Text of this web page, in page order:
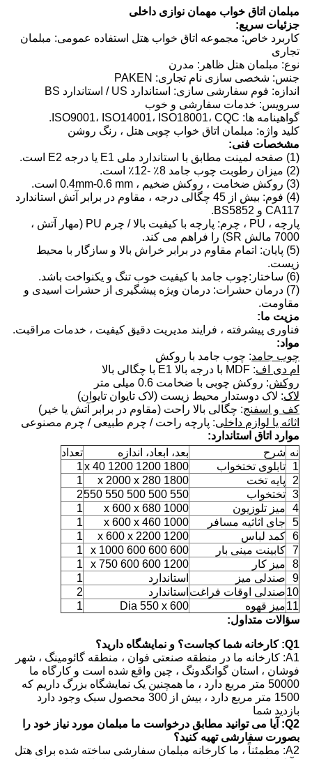
مبلمان اتاق خواب مهمان نوازی داخلی
جزئیات سریع:
کاربرد خاص: مجموعه اتاق خواب هتل استفاده عمومی: مبلمان
تجاری
نوع: مبلمان هتل ظاهر: مدرن
جنس: شخصی سازی نام تجاری: PAKEN
اندازه: فوم سفارشی سازی: استاندارد US / استاندارد BS
سرویس: خدمات سفارشی و خوب
گواهینامه ها: ISO9001، ISO14001، ISO18001، CQC.
کلید واژه: مبلمان اتاق خواب چوبی هتل ، رنگ روشن
مشخصات فنی:
(1) صفحه لمینت مطابق با استاندارد ملی E1 یا درجه E2 است.
(2) میزان رطوبت چوب جامد 8٪ -12٪ است.
(3) روکش ضخامت ، روکش ضخیم ، 0.4mm-0.6 mm است.
(4) فوم: بیش از 4
5 چگالی درجه ، مقاوم در برابر آتش استاندارد
CA117 و BS5852.
پارچه ، PU ، چرم: پارچه با کیفیت بالا / چرم PU (مهار آتش ،
7000 مالش SR) را فراهم می کند.
(5) پایان: اتمام مقاوم در برابر خراش بالا و سازگار با محیط
زیست.
(6) ساختار:
چوب جامد با کیفیت خوب تنگ و یکنواخت باشد.
(7) درمان حشرات: درمان ویژه پیشگیری از حشرات اسیدی و
مقاومت.
مزیت ما:
فناوری پیشرفته ، فرایند مدیریت دقیق کیفیت ، خدمات مراقبت.
مواد:
چوب جامد: چوب جامد با روکش
ام دی اف: MDF با درجه بالا E1 با چگالی بالا
روکش: روکش چوبی با ضخامت 0.6 میلی متر
لاک: لاک دوستدار محیط زیست (لاک تایوان تایوان)
کف و اسفنج: چگالی بالا راحت (مقاوم در برابر آتش یا خیر)
اثاثه یا لوازم داخلی: پارچه راحت / چرم طبیعی / چرم مصنوعی
موارد اتاق استاندارد:
نه شرح بعد، ابعاد، اندازه
تعداد
1
تابلوی تختخواب 1800 x 40 1200 1200
1
2
پایه تخت 1800 x 2000 x 280
1
3 تختخواب 550 500 500 550 550
2
4
میز تلوزیون 1000 x 600 x 680
1
5
جای اثاثیه مسافر 1000 x 600 x 460
1
6 كمد لباس 1200 x 600 x 2200
1
7
کابینت مینی بار 600 600 600 x 1000
1
8
میز کار 1200 600 600 x 750
1
9
صندلی میز استاندارد
1
10صندلی اوقات فراغت استاندارد
2
11میز قهوه Dia 550 x 600
1
سؤالات متداول:
Q1: کارخانه شما کجاست؟ و نمایشگاه دارید؟
A1: کارخانه ما در منطقه صنعتی فوان ، منطقه گائومینگ ، شهر
فوشان ، استان گوانگدونگ ، چین واقع شده است و کارگاه ما
50000 متر مربع دارد ، ما همچنین یک نمایشگاه بزرگ داریم که
1500 متر مربع دارد ، بیش از 300 محصول سبک وجود دارد
بازدید شما
Q2: آیا می توانید مطابق درخواست ما مبلمان مورد نیاز خود را
بصورت سفارشی تهیه کنید؟
A2: مطمئناً ، ما کارخانه مبلمان سفارشی ساخته شده برای هتل